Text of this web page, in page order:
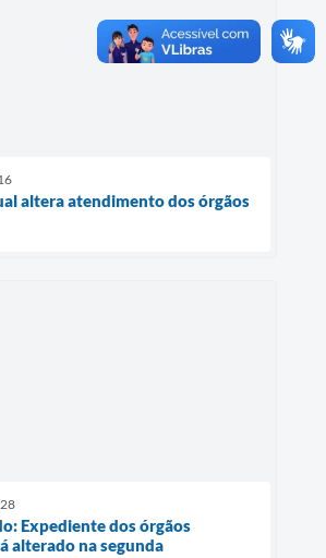
altera atendimento dos órgãos
Expediente dos órgãos
alterado na segunda